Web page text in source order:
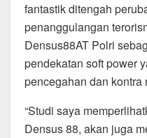
fantastik ditengah
penanggulangan
Densus88AT Polri
pendekatan soft power
pencegahan dan kontra
“Studi saya
Densus 88, akan juga